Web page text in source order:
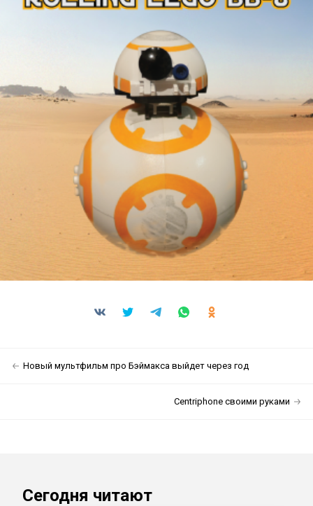
Новый мультфильм про Бэймакса выйдет через год
Centriphone своими руками
Сегодня читают